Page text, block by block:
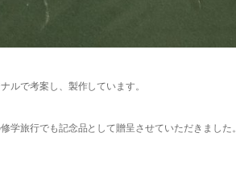
ルで考案し、製作しています。
旅行でも記念品として贈呈させていただきました。